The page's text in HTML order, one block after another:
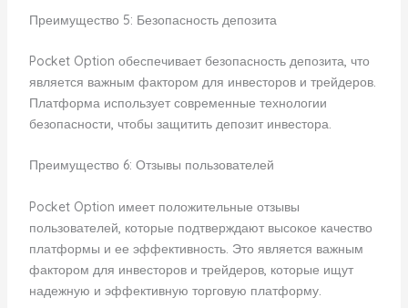
Преимущество 5: Безопасность депозита
Pocket Option обеспечивает безопасность депозита, что
является важным фактором для инвесторов и трейдеров.
Платформа использует современные технологии
безопасности, чтобы защитить депозит инвестора.
Преимущество 6: Отзывы пользователей
Pocket Option имеет положительные отзывы
пользователей, которые подтверждают высокое качество
платформы и ее эффективность. Это является важным
фактором для инвесторов и трейдеров, которые ищут
надежную и эффективную торговую платформу.